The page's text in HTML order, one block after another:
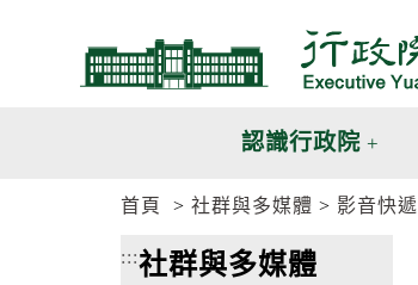
認識行政院
首頁 社群與多媒體 影音快遞
:::社群與多媒體